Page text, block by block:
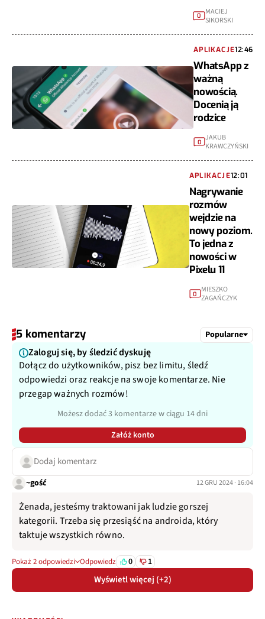
0 MACIEJ
SIKORSKI
APLIKACJE12:46
WhatsApp z
ważną
nowością.
Docenią ją
rodzice
0 JAKUB
KRAWCZYŃSKI
APLIKACJE12:01
Nagrywanie
rozmów
wejdzie na
nowy poziom.
To jedna z
nowości w
Pixelu 11
0
MIESZKO
ZAGAŃCZYK
5 komentarzy Popularne
Zaloguj się, by śledzić dyskuję
Dołącz do użytkowników, pisz bez limitu, śledź
odpowiedzi oraz reakcje na swoje komentarze. Nie
przegap ważnych rozmów!
Możesz dodać 3 komentarze w ciągu 14 dni
Załóż konto
Dodaj komentarz
~gość 12 GRU 2024 · 16:04
Żenada, jesteśmy traktowani jak ludzie gorszej
kategorii. Trzeba się przesiąść na androida, który
taktuje wszystkich równo.
Pokaż 2 odpowiedzi Odpowiedz 0 1
Wyświetl więcej (+2)